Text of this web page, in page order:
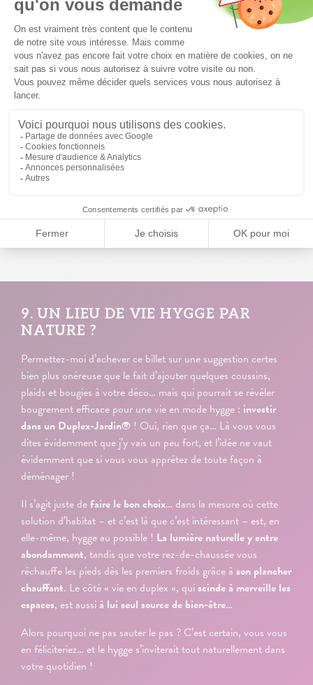
vides sur des étagères qui prennent la poussière. On sélectionne
sans complaisance pour ne conserver, à la vue, que quelques
objets phares et répondant au cahier des charges cocooning. Le
plastique, on élimine d’emblée – je l’ai déjà dit mais j’y tiens !
céramique, en revanche, est plus que bienvenue: un joli vase, un
mug fétiche pour parfaire le plaisir de déguster une tisane, une
jolie théière… je valide. Idem pour desobjets chargés d’histoire ou
ayant une vraie valeur sentimentale.
de vos moments de joie intense
encadrées ou non. Ou quelques cailloux ou coquillages récupérés
s’agit d’offrir une place de choix aux bons souvenirs
contribuent au bonheur… et c’est bien lui que vous cherchez, non
9. UN LIEU DE VIE HYGGE PAR
NATURE ?
Permettez-moi d’achever ce billet sur une suggestion certes
bien plus onéreuse que le fait d’ajouter quelques coussins,
plaids et bougies à votre déco… mais qui pourrait se révéler
bougrement efficace pour une vie en mode hygge : investir
dans un Duplex-Jardin® ! Oui, rien que ça… Là vous vous
dites évidemment que j’y vais un peu fort, et l’idée ne vaut
évidemment que si vous vous apprêtez de toute façon à
déménager !
Il s’agit juste defaire le bon choix… dans la mesure où cette
solution d’habitat – et c’est là que c’est intéressant – est, en
elle-même, hygge au possible ! La lumière naturelle y entre
abondamment, tandis que votre rez-de-chaussée vous
réchauffe les pieds dès les premiers froids grâce à son plancher
chauffant. Le côté « vie en duplex », qui scinde à merveille les
espaces, est aussi à lui seul source de bien-être…
Alors pourquoi ne pas sauter le pas ? C’est certain, vous vous
en féliciteriez… et le hygge s’inviterait tout naturellement dans
votre quotidien !